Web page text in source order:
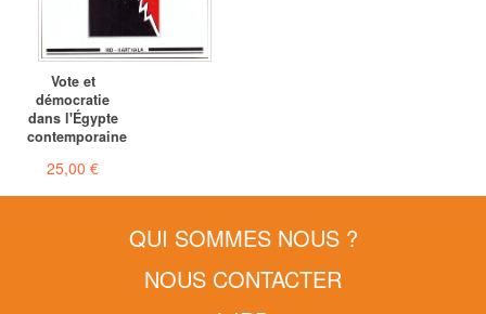
Vote et
démocratie
dans l'Égypte
contemporaine
25,00 €
QUI SOMMES NOUS ?
NOUS CONTACTER